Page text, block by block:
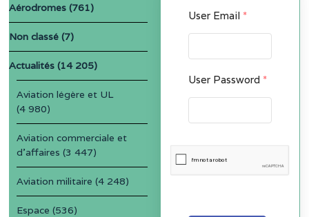
User Email *
User Password *
Aérodromes (761)
Non classé (7)
Actualités (14 205)
Aviation légère et UL
(4 980)
Aviation commerciale et
d'affaires (3 447)
Aviation militaire (4 248)
Espace (536)